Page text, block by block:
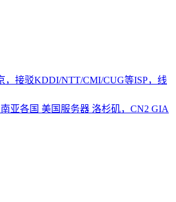
，接驳KDDI/NTT/CMI/CUG等ISP，线
亚各国 美国服务器 洛杉矶，CN2 GIA